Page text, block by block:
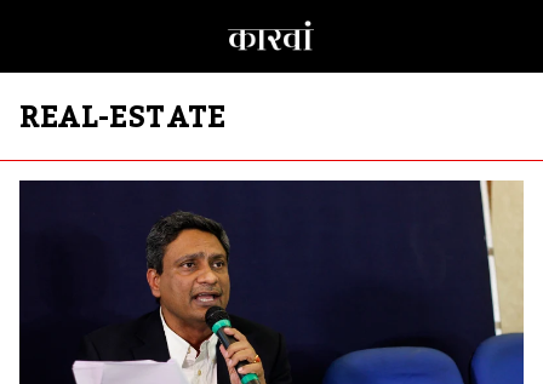
REAL-ESTATE